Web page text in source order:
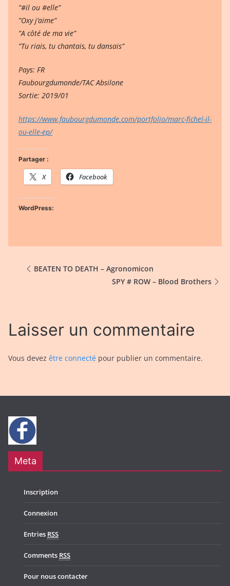
”#il ou #elle”
”Oxy j’aime”
”A côté de ma vie”
”Tu riais, tu chantais, tu dansais”
Pays: FR
Faubourgdumonde/TAC Absilone
Sortie: 2019/01
https://www.faubourgdumonde.com/portfolio/marc-fichel-il-
ou-elle-ep/
Partager :
X Facebook
WordPress:
BEATEN TO DEATH – Agronomicon
SPY # ROW – Blood Brothers
Laisser un commentaire
Vous devez être connecté pour publier un commentaire.
Meta
Inscription
Connexion
Entries RSS
Comments RSS
Pour nous contacter